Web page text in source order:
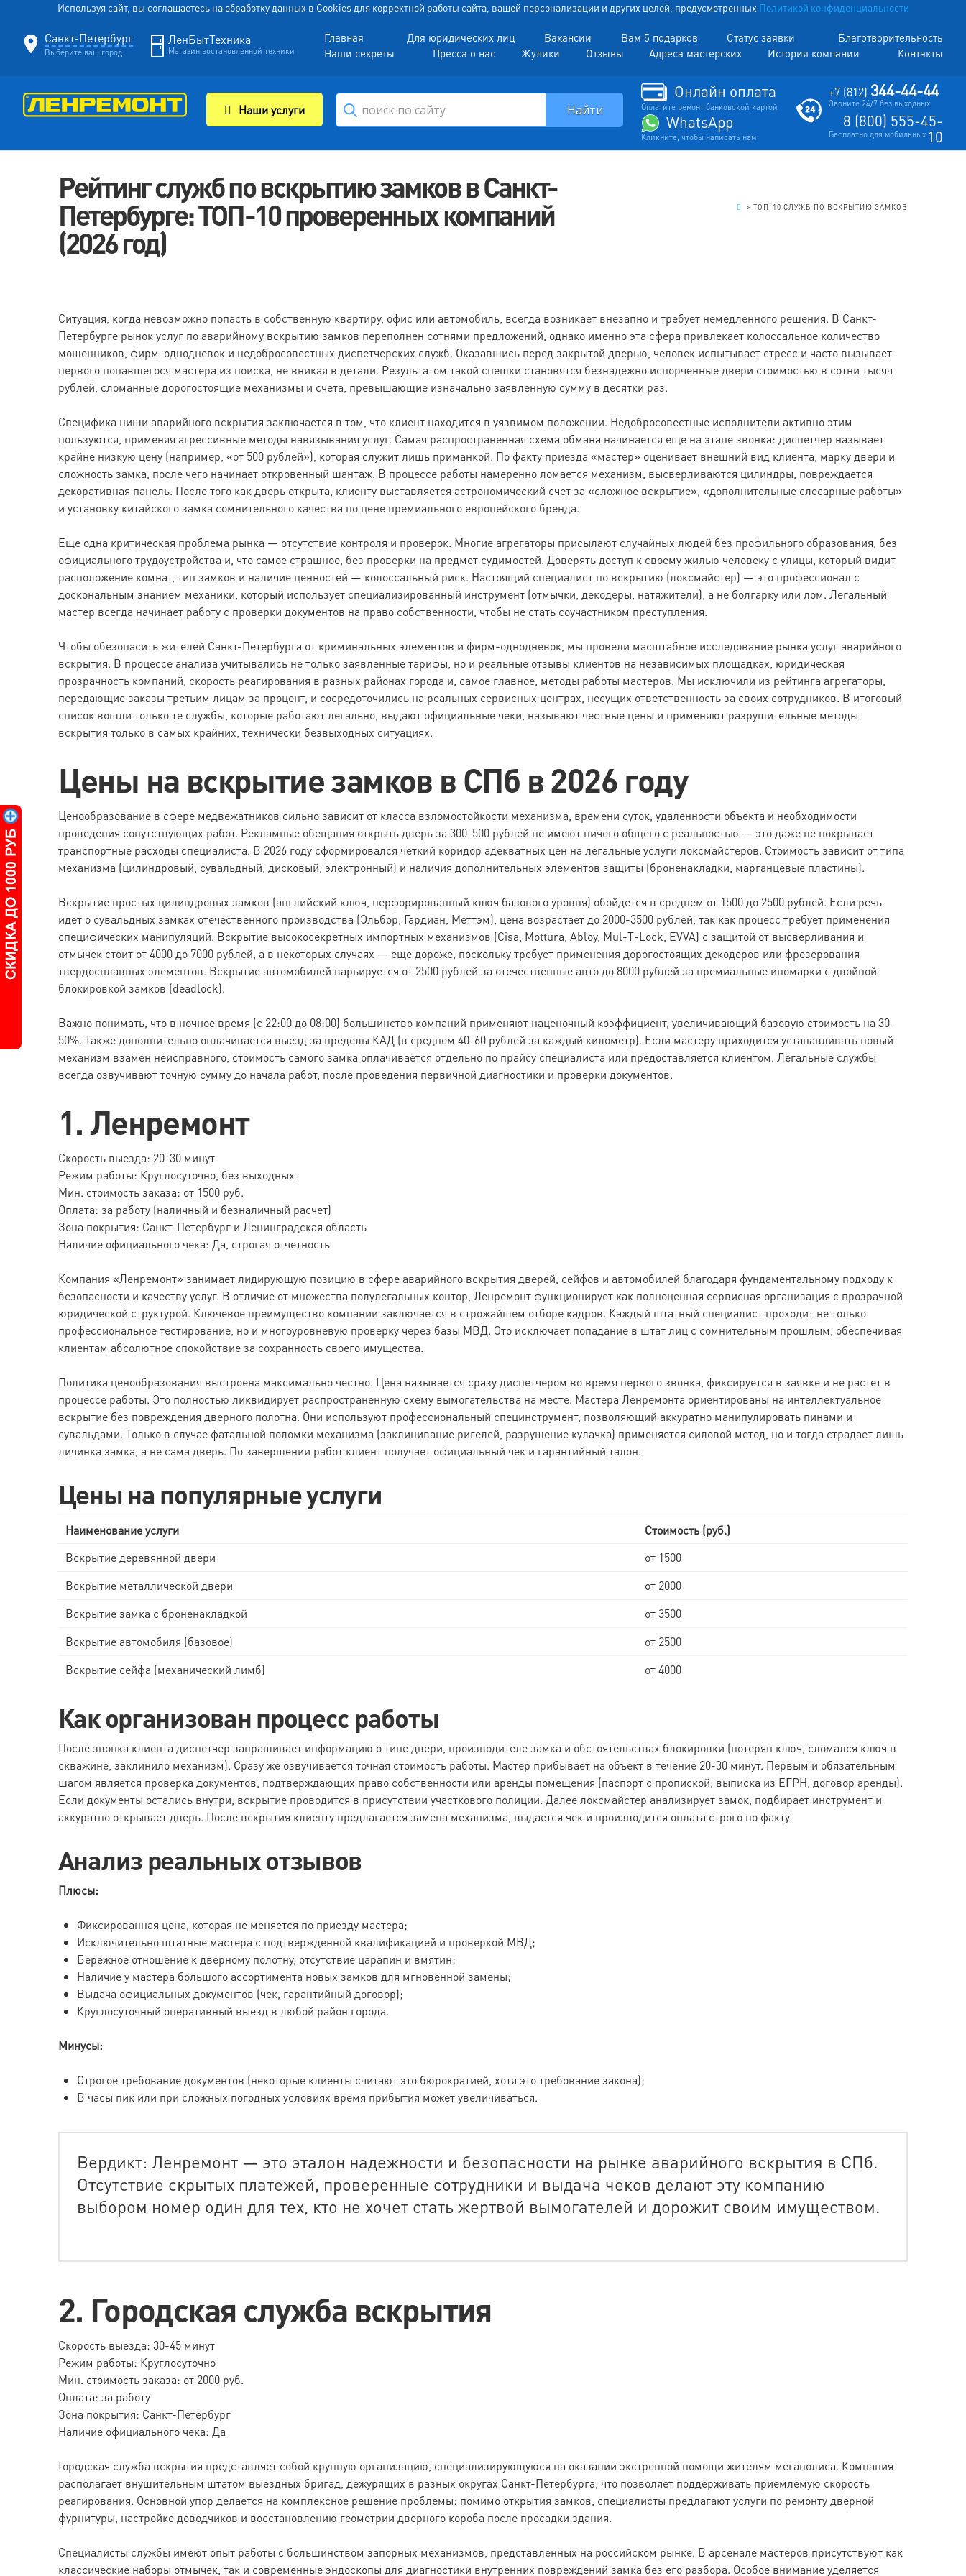
Используя сайт, вы соглашаетесь на обработку данных в Cookies для корректной работы сайта, вашей персонализации и других целей, предусмотренных Политикой конфиденциальности
Санкт-Петербург
Выберите ваш город
ЛенБытТехника
Магазин востановленной техники
Главная Для юридических лиц Вакансии Вам 5 подарков Статус заявки
Благотворительность
Наши секреты
Пресса о нас Жулики Отзывы Адреса мастерских История компании Контакты
Наши услуги
Онлайн оплата
Оплатите ремонт банковской картой
WhatsApp
Кликните, чтобы написать нам
+7 (812) 344-44-44
Звоните 24/7 без выходных
8 (800) 555-45-
10
Бесплатно для мобильных
Рейтинг служб по вскрытию замков в Санкт-
Петербурге: ТОП-10 проверенных компаний
(2026 год)
> ТОП-10 СЛУЖБ ПО ВСКРЫТИЮ ЗАМКОВ
Ситуация, когда невозможно попасть в собственную квартиру, офис или автомобиль, всегда возникает внезапно и требует немедленного решения. В Санкт-
Петербурге рынок услуг по аварийному вскрытию замков переполнен сотнями предложений, однако именно эта сфера привлекает колоссальное количество
мошенников, фирм-однодневок и недобросовестных диспетчерских служб. Оказавшись перед закрытой дверью, человек испытывает стресс и часто вызывает
первого попавшегося мастера из поиска, не вникая в детали. Результатом такой спешки становятся безнадежно испорченные двери стоимостью в сотни тысяч
рублей, сломанные дорогостоящие механизмы и счета, превышающие изначально заявленную сумму в десятки раз.
Специфика ниши аварийного вскрытия заключается в том, что клиент находится в уязвимом положении. Недобросовестные исполнители активно этим
пользуются, применяя агрессивные методы навязывания услуг. Самая распространенная схема обмана начинается еще на этапе звонка: диспетчер называет
крайне низкую цену (например, «от 500 рублей»), которая служит лишь приманкой. По факту приезда «мастер» оценивает внешний вид клиента, марку двери и
сложность замка, после чего начинает откровенный шантаж. В процессе работы намеренно ломается механизм, высверливаются цилиндры, повреждается
декоративная панель. После того как дверь открыта, клиенту выставляется астрономический счет за «сложное вскрытие», «дополнительные слесарные работы»
и установку китайского замка сомнительного качества по цене премиального европейского бренда.
Еще одна критическая проблема рынка — отсутствие контроля и проверок. Многие агрегаторы присылают случайных людей без профильного образования, без
официального трудоустройства и, что самое страшное, без проверки на предмет судимостей. Доверять доступ к своему жилью человеку с улицы, который видит
расположение комнат, тип замков и наличие ценностей — колоссальный риск. Настоящий специалист по вскрытию (локсмайстер) — это профессионал с
доскональным знанием механики, который использует специализированный инструмент (отмычки, декодеры, натяжители), а не болгарку или лом. Легальный
мастер всегда начинает работу с проверки документов на право собственности, чтобы не стать соучастником преступления.
Чтобы обезопасить жителей Санкт-Петербурга от криминальных элементов и фирм-однодневок, мы провели масштабное исследование рынка услуг аварийного
вскрытия. В процессе анализа учитывались не только заявленные тарифы, но и реальные отзывы клиентов на независимых площадках, юридическая
прозрачность компаний, скорость реагирования в разных районах города и, самое главное, методы работы мастеров. Мы исключили из рейтинга агрегаторы,
передающие заказы третьим лицам за процент, и сосредоточились на реальных сервисных центрах, несущих ответственность за своих сотрудников. В итоговый
список вошли только те службы, которые работают легально, выдают официальные чеки, называют честные цены и применяют разрушительные методы
вскрытия только в самых крайних, технически безвыходных ситуациях.
Цены на вскрытие замков в СПб в 2026 году
Ценообразование в сфере медвежатников сильно зависит от класса взломостойкости механизма, времени суток, удаленности объекта и необходимости
проведения сопутствующих работ. Рекламные обещания открыть дверь за 300-500 рублей не имеют ничего общего с реальностью — это даже не покрывает
транспортные расходы специалиста. В 2026 году сформировался четкий коридор адекватных цен на легальные услуги локсмайстеров. Стоимость зависит от типа
механизма (цилиндровый, сувальдный, дисковый, электронный) и наличия дополнительных элементов защиты (броненакладки, марганцевые пластины).
Вскрытие простых цилиндровых замков (английский ключ, перфорированный ключ базового уровня) обойдется в среднем от 1500 до 2500 рублей. Если речь
идет о сувальдных замках отечественного производства (Эльбор, Гардиан, Меттэм), цена возрастает до 2000-3500 рублей, так как процесс требует применения
специфических манипуляций. Вскрытие высокосекретных импортных механизмов (Cisa, Mottura, Abloy, Mul-T-Lock, EVVA) с защитой от высверливания и
отмычек стоит от 4000 до 7000 рублей, а в некоторых случаях — еще дороже, поскольку требует применения дорогостоящих декодеров или фрезерования
твердосплавных элементов. Вскрытие автомобилей варьируется от 2500 рублей за отечественные авто до 8000 рублей за премиальные иномарки с двойной
блокировкой замков (deadlock).
Важно понимать, что в ночное время (с 22:00 до 08:00) большинство компаний применяют наценочный коэффициент, увеличивающий базовую стоимость на 30-
50%. Также дополнительно оплачивается выезд за пределы КАД (в среднем 40-60 рублей за каждый километр). Если мастеру приходится устанавливать новый
механизм взамен неисправного, стоимость самого замка оплачивается отдельно по прайсу специалиста или предоставляется клиентом. Легальные службы
всегда озвучивают точную сумму до начала работ, после проведения первичной диагностики и проверки документов.
1. Ленремонт
Скорость выезда: 20-30 минут
Режим работы: Круглосуточно, без выходных
Мин. стоимость заказа: от 1500 руб.
Оплата: за работу (наличный и безналичный расчет)
Зона покрытия: Санкт-Петербург и Ленинградская область
Наличие официального чека: Да, строгая отчетность
Компания «Ленремонт» занимает лидирующую позицию в сфере аварийного вскрытия дверей, сейфов и автомобилей благодаря фундаментальному подходу к
безопасности и качеству услуг. В отличие от множества полулегальных контор, Ленремонт функционирует как полноценная сервисная организация с прозрачной
юридической структурой. Ключевое преимущество компании заключается в строжайшем отборе кадров. Каждый штатный специалист проходит не только
профессиональное тестирование, но и многоуровневую проверку через базы МВД. Это исключает попадание в штат лиц с сомнительным прошлым, обеспечивая
клиентам абсолютное спокойствие за сохранность своего имущества.
Политика ценообразования выстроена максимально честно. Цена называется сразу диспетчером во время первого звонка, фиксируется в заявке и не растет в
процессе работы. Это полностью ликвидирует распространенную схему вымогательства на месте. Мастера Ленремонта ориентированы на интеллектуальное
вскрытие без повреждения дверного полотна. Они используют профессиональный специнструмент, позволяющий аккуратно манипулировать пинами и
сувальдами. Только в случае фатальной поломки механизма (заклинивание ригелей, разрушение кулачка) применяется силовой метод, но и тогда страдает лишь
личинка замка, а не сама дверь. По завершении работ клиент получает официальный чек и гарантийный талон.
Цены на популярные услуги
Наименование услуги
Стоимость (руб.)
Вскрытие деревянной двери
от 1500
Вскрытие металлической двери
от 2000
Вскрытие замка с броненакладкой
от 3500
Вскрытие автомобиля (базовое)
от 2500
Вскрытие сейфа (механический лимб)
от 4000
Как организован процесс работы
После звонка клиента диспетчер запрашивает информацию о типе двери, производителе замка и обстоятельствах блокировки (потерян ключ, сломался ключ в
скважине, заклинило механизм). Сразу же озвучивается точная стоимость работы. Мастер прибывает на объект в течение 20-30 минут. Первым и обязательным
шагом является проверка документов, подтверждающих право собственности или аренды помещения (паспорт с пропиской, выписка из ЕГРН, договор аренды).
Если документы остались внутри, вскрытие проводится в присутствии участкового полиции. Далее локсмайстер анализирует замок, подбирает инструмент и
аккуратно открывает дверь. После вскрытия клиенту предлагается замена механизма, выдается чек и производится оплата строго по факту.
Анализ реальных отзывов
Плюсы:
Фиксированная цена, которая не меняется по приезду мастера;
Исключительно штатные мастера с подтвержденной квалификацией и проверкой МВД;
Бережное отношение к дверному полотну, отсутствие царапин и вмятин;
Наличие у мастера большого ассортимента новых замков для мгновенной замены;
Выдача официальных документов (чек, гарантийный договор);
Круглосуточный оперативный выезд в любой район города.
Минусы:
Строгое требование документов (некоторые клиенты считают это бюрократией, хотя это требование закона);
В часы пик или при сложных погодных условиях время прибытия может увеличиваться.
Вердикт: Ленремонт — это эталон надежности и безопасности на рынке аварийного вскрытия в СПб.
Отсутствие скрытых платежей, проверенные сотрудники и выдача чеков делают эту компанию
выбором номер один для тех, кто не хочет стать жертвой вымогателей и дорожит своим имуществом.
2. Городская служба вскрытия
Скорость выезда: 30-45 минут
Режим работы: Круглосуточно
Мин. стоимость заказа: от 2000 руб.
Оплата: за работу
Зона покрытия: Санкт-Петербург
Наличие официального чека: Да
Городская служба вскрытия представляет собой крупную организацию, специализирующуюся на оказании экстренной помощи жителям мегаполиса. Компания
располагает внушительным штатом выездных бригад, дежурящих в разных округах Санкт-Петербурга, что позволяет поддерживать приемлемую скорость
реагирования. Основной упор делается на комплексное решение проблемы: помимо открытия замков, специалисты предлагают услуги по ремонту дверной
фурнитуры, настройке доводчиков и восстановлению геометрии дверного короба после просадки здания.
Специалисты службы имеют опыт работы с большинством запорных механизмов, представленных на российском рынке. В арсенале мастеров присутствуют как
классические наборы отмычек, так и современные эндоскопы для диагностики внутренних повреждений замка без его разбора. Особое внимание уделяется